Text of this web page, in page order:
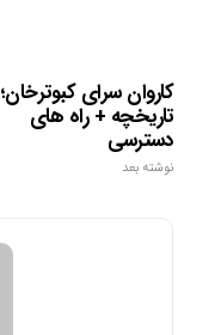
کاروان سرای کبوترخان؛
تاریخچه + راه های
دسترسی
نوشته بعد